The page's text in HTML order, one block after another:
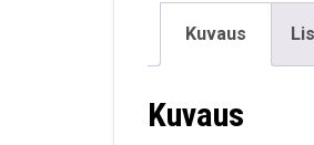
Kuvaus
Kuvaus